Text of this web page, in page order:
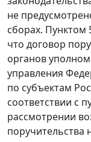
не
сборах. Пунктом
что договор
органов
управления
по субъектам
соответствии с
рассмотрении